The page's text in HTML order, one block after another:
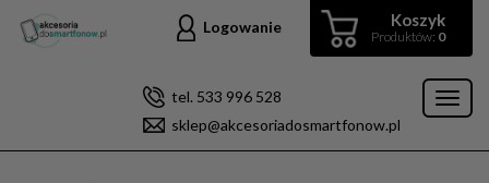
Koszyk
Produktów: 0
Logowanie
tel. 533 996 528
sklep@akcesoriadosmartfonow.pl